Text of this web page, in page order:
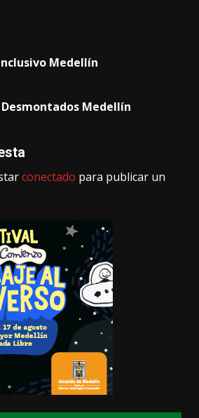
Medellín
Desmontados Medellín
conectado para publicar un